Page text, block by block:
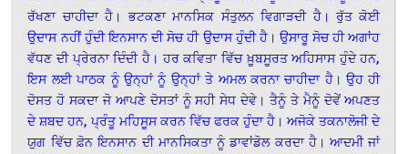
ਰੱਖਣਾ ਚਾਹੀਦਾ ਹੈ। ਭਟਕਣਾ ਮਾਨਸਿਕ ਸੰਤੁਲਨ ਵਿਗਾੜਦੀ ਹੈ। ਰੁੱਤ ਕੋਈ
ਉਦਾਸ ਨਹੀਂ ਹੁੰਦੀ ਇਨਸਾਨ ਦੀ ਸੋਚ ਹੀ ਉਦਾਸ ਹੁੰਦੀ ਹੈ। ਉਸਾਰੂ ਸੋਚ ਹੀ ਅਗਾਂਹ
ਵੱਧਣ ਦੀ ਪ੍ਰੇਰਨਾ ਦਿੰਦੀ ਹੈ। ਹਰ ਕਵਿਤਾ ਵਿੱਚ ਖ਼ੂਬਸੂਰਤ ਅਹਿਸਾਸ ਹੁੰਦੇ ਹਨ,
ਇਸ ਲਈ ਪਾਠਕ ਨੂੰ ਉਨ੍ਹਾਂ ਨੂੰ ਉਨ੍ਹਾਂ ਤੇ ਅਮਲ ਕਰਨਾ ਚਾਹੀਦਾ ਹੈ। ਉਹ ਹੀ
ਦੋਸਤ ਹੋ ਸਕਦਾ ਜੋ ਆਪਣੇ ਦੋਸਤਾਂ ਨੂੰ ਸਹੀ ਸੇਧ ਦੇਵੇ। ਤੈਨੂੰ ਤੇ ਮੈਨੂੰ ਦੋਵੇਂ ਅਪਣਤ
ਦੇ ਸ਼ਬਦ ਹਨ, ਪ੍ਰੰਤੂ ਮਹਿਸੂਸ ਕਰਨ ਵਿੱਚ ਫਰਕ ਹੁੰਦਾ ਹੈ। ਅਜੋਕੇ ਤਕਨਾਲੋਜੀ ਦੇ
ਯੁਗ ਵਿੱਚ ਫ਼ੋਨ ਇਨਸਾਨ ਦੀ ਮਾਨਸਿਕਤਾ ਨੂੰ ਡਾਵਾਂਡੋਲ ਕਰਦਾ ਹੈ। ਆਦਮੀ ਜਾਂ